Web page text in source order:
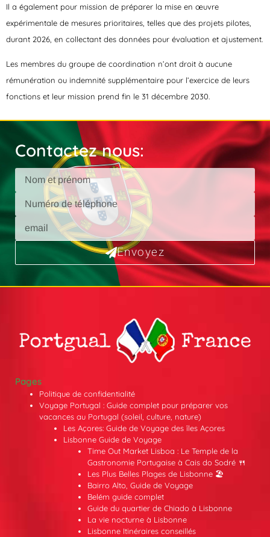
Il a également pour mission de préparer la mise en œuvre
expérimentale de mesures prioritaires, telles que des projets pilotes,
durant 2026, en collectant des données pour évaluation et ajustement.
Les membres du groupe de coordination n’ont droit à aucune
rémunération ou indemnité supplémentaire pour l’exercice de leurs
fonctions et leur mission prend fin le 31 décembre 2030.
Contactez nous:
Envoyez
Pages
Politique de confidentialité
Voyage Portugal : Guide complet pour préparer vos
vacances au Portugal (soleil, culture, nature)
Les Açores: Guide de Voyage des îles Açores
Lisbonne Guide de Voyage
Time Out Market Lisboa : Le Temple de la
Gastronomie Portugaise à Cais do Sodré 🍴
Les Plus Belles Plages de Lisbonne 🏖️
Bairro Alto, Guide de Voyage
Belém guide complet
Guide du quartier de Chiado à Lisbonne
La vie nocturne à Lisbonne
Lisbonne Itinéraires conseillés